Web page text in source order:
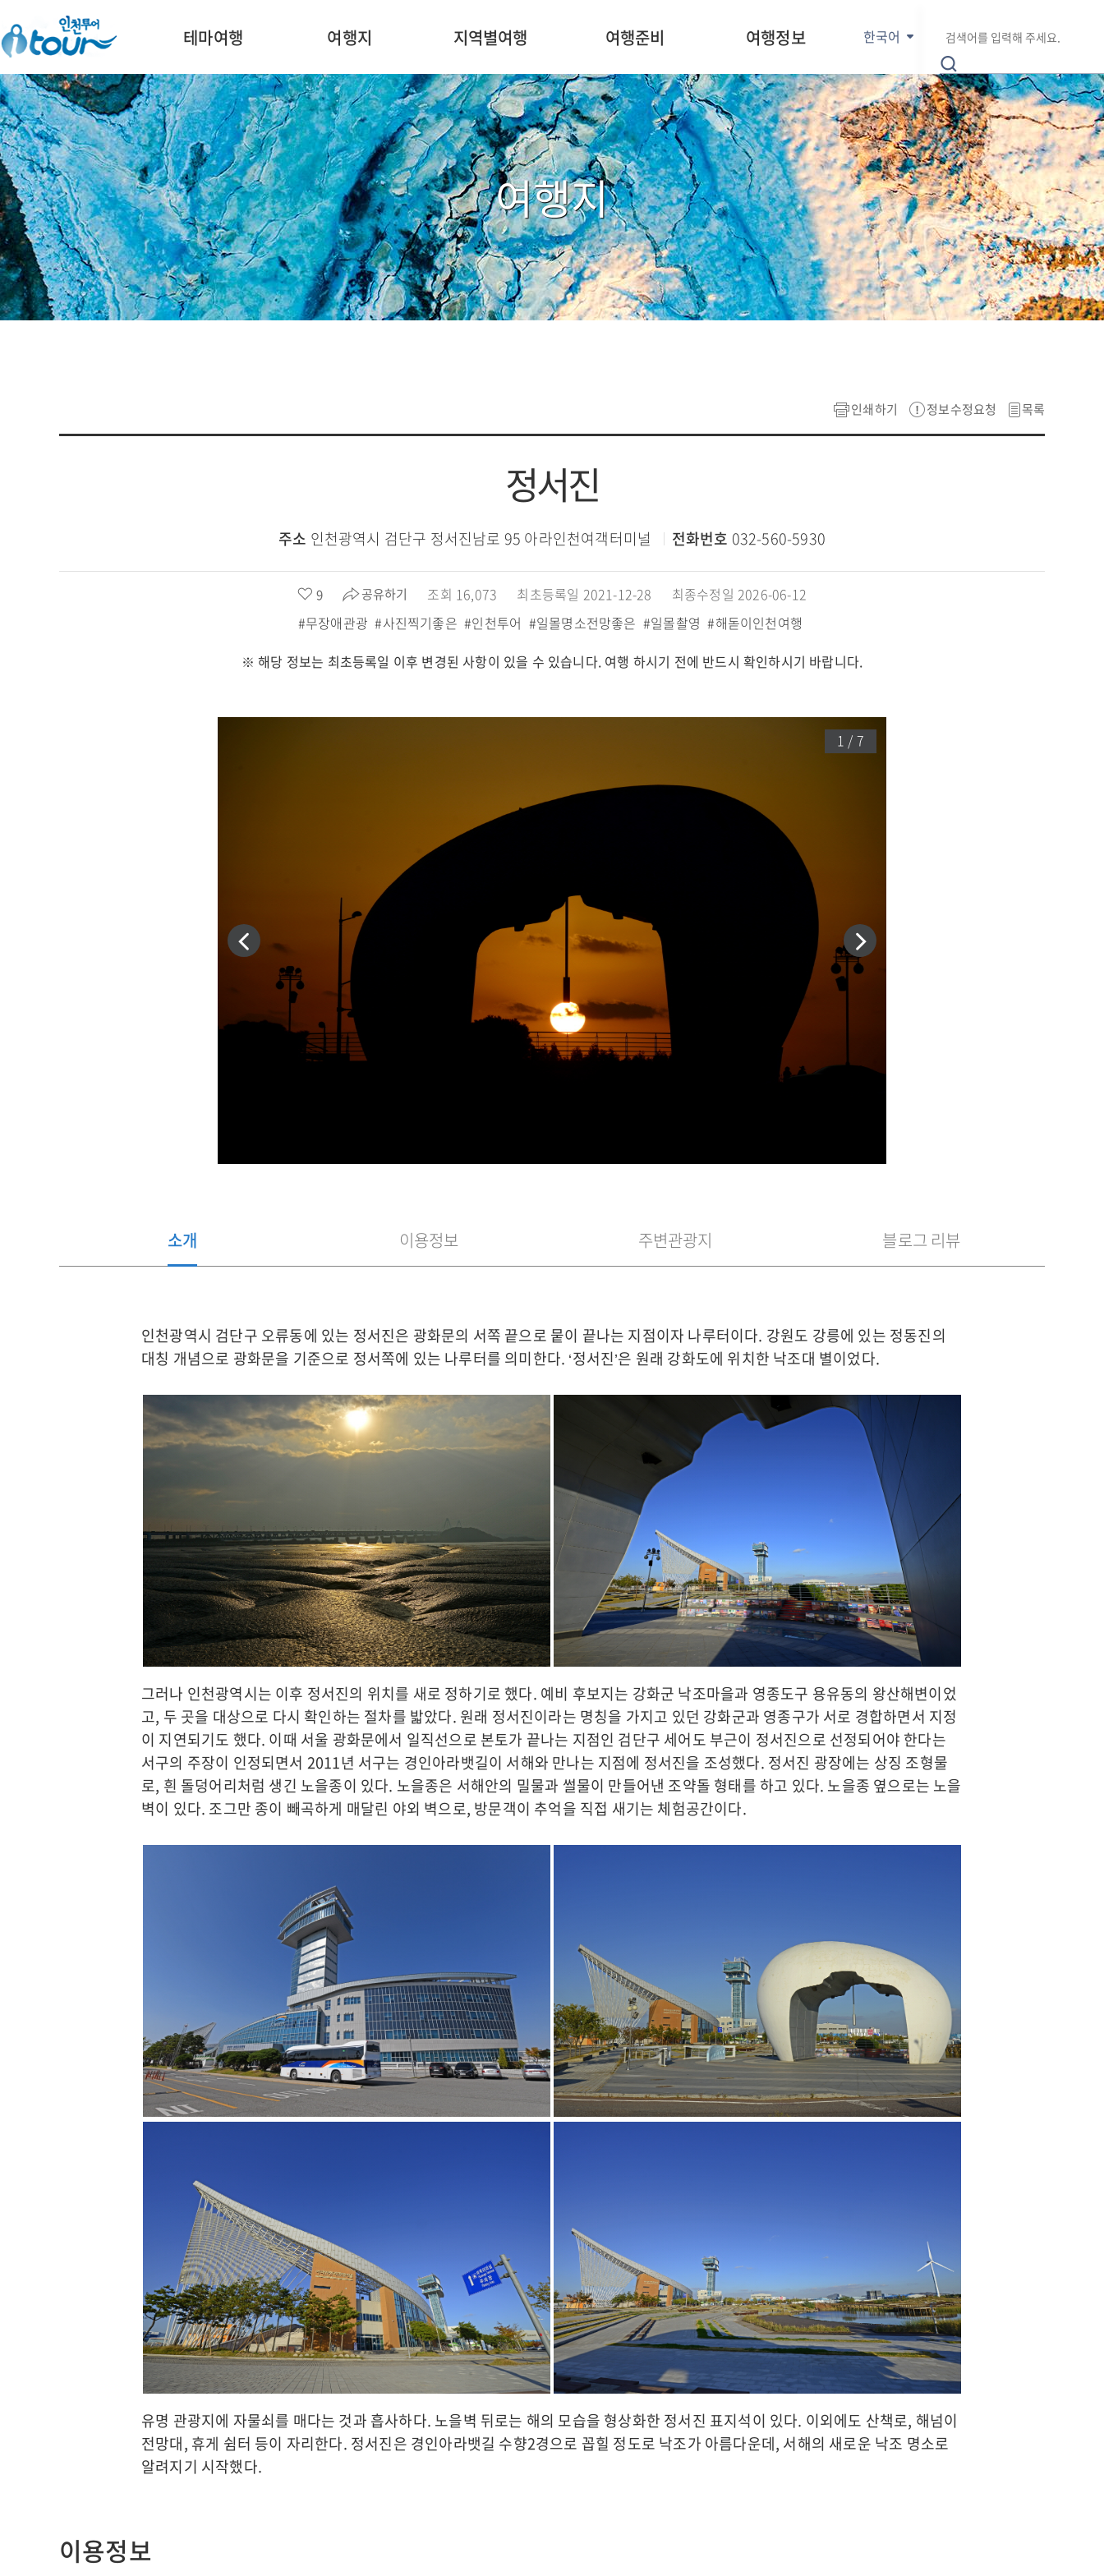
뉴
테마여행 여행지 지역별여행 여행준비 여행정보 한국어
l
i
s
h
日
本
語
中
文
합
검
색
검
색
어
입
력
여행지
인쇄하기 정보수정요청 목록
정서진
주소 인천광역시 검단구 정서진남로 95 아라인천여객터미널 전화번호 032-560-5930
좋
요
:
9 공유하기 조회 16,073 최초등록일 2021-12-28
최종수정일 2026-06-12
#무장애관광 #사진찍기좋은 #인천투어 #일몰명소전망좋은 #일몰촬영 #해돋이인천여행
※ 해당 정보는 최초등록일 이후 변경된 사항이 있을 수 있습니다. 여행 하시기 전에 반드시 확인하시기 바랍니다.
이
이
다
음
이
1 / 7
소개 이용정보 주변관광지 블로그 리뷰
인천광역시 검단구 오류동에 있는 정서진은 광화문의 서쪽 끝으로 뭍이 끝나는 지점이자 나루터이다. 강원도 강릉에 있는 정동진의
대칭 개념으로 광화문을 기준으로 정서쪽에 있는 나루터를 의미한다. ‘정서진’은 원래 강화도에 위치한 낙조대 별이었다.
그러나 인천광역시는 이후 정서진의 위치를 새로 정하기로 했다. 예비 후보지는 강화군 낙조마을과 영종도구 용유동의 왕산해변이었
고, 두 곳을 대상으로 다시 확인하는 절차를 밟았다. 원래 정서진이라는 명칭을 가지고 있던 강화군과 영종구가 서로 경합하면서 지정
이 지연되기도 했다. 이때 서울 광화문에서 일직선으로 본토가 끝나는 지점인 검단구 세어도 부근이 정서진으로 선정되어야 한다는
서구의 주장이 인정되면서 2011년 서구는 경인아라뱃길이 서해와 만나는 지점에 정서진을 조성했다. 정서진 광장에는 상징 조형물
로, 흰 돌덩어리처럼 생긴 노을종이 있다. 노을종은 서해안의 밀물과 썰물이 만들어낸 조약돌 형태를 하고 있다. 노을종 옆으로는 노을
벽이 있다. 조그만 종이 빼곡하게 매달린 야외 벽으로, 방문객이 추억을 직접 새기는 체험공간이다.
유명 관광지에 자물쇠를 매다는 것과 흡사하다. 노을벽 뒤로는 해의 모습을 형상화한 정서진 표지석이 있다. 이외에도 산책로, 해넘이
전망대, 휴게 쉼터 등이 자리한다. 정서진은 경인아라뱃길 수향2경으로 꼽힐 정도로 낙조가 아름다운데, 서해의 새로운 낙조 명소로
알려지기 시작했다.
이용정보